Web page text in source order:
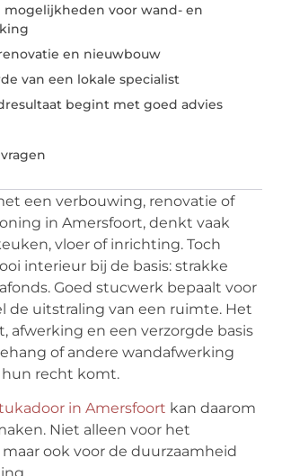
mogelijkheden voor wand- en
en nieuwbouw
van een lokale specialist
begint met goed advies
een verbouwing, renovatie of
in Amersfoort, denkt vaak
vloer of inrichting. Toch
interieur bij de basis: strakke
Goed stucwerk bepaalt voor
de uitstraling van een ruimte. Het
afwerking en een verzorgde basis
of andere wandafwerking
recht komt.
in Amersfoort kan daarom
Niet alleen voor het
ook voor de duurzaamheid